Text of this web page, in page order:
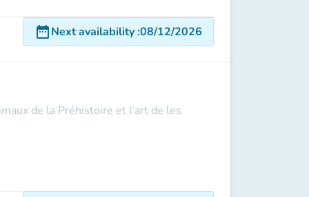
date_rangeNext availability:08/12/2026
de la Préhistoire et l’art de les